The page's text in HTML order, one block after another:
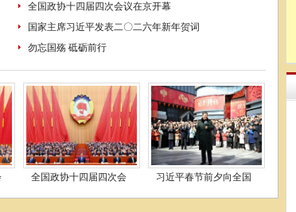
全国政协十四届四次会议在京开幕
国家主席习近平发表二〇二六年新年贺词
勿忘国殇 砥砺前行
全国政协十四届四次会 习近平春节前夕向全国